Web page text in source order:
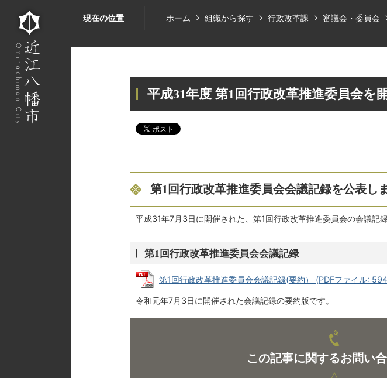
現在の位置 ホーム 組織から探す 行政改革課 審議会・委員会
平成31年度 第1回行政改革推進委員会を
第1回行政改革推進委員会会議記録を公表しま
平成31年7月3日に開催された、第1回行政改革推進委員会の会議記録
第1回行政改革推進委員会会議記録
第1回行政改革推進委員会会議記録(要約） (PDFファイル:
令和元年7月3日に開催された会議記録の要約版です。
この記事に関するお問い